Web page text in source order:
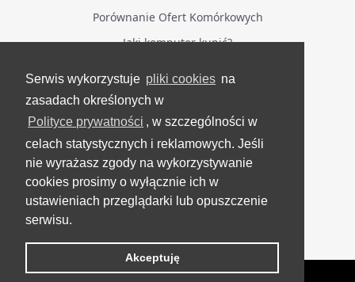
Serwis wykorzystuje pliki cookies na
zasadach określonych w
Polityce prywatności , w szczególności w
celach statystycznych i reklamowych. Jeśli
nie wyrażasz zgody na wykorzystywanie
cookies prosimy o wyłącznie ich w
ustawieniach przeglądarki lub opuszczenie
serwisu.
Akceptuję
Porównanie Ofert Komórkowych
Jaki komputer kupić?
BĄDŹ NA BIEŻĄCO
Facebook
Grupa Testerzy Videotestów
YouTube
Twitter
VideoTesty.pl Wszelkie prawa zastrzeżone